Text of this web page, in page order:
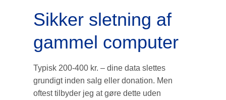
Sikker sletning af
gammel computer
Typisk 200-400 kr. – dine data slettes
grundigt inden salg eller donation. Men
oftest tilbyder jeg at gøre dette uden